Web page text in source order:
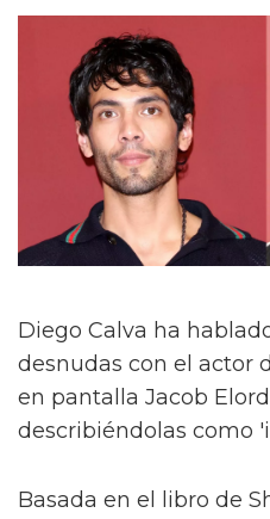
Diego Calva ha
desnudas con el actor
en pantalla Jacob
describiéndolas como
Basada en el libro de